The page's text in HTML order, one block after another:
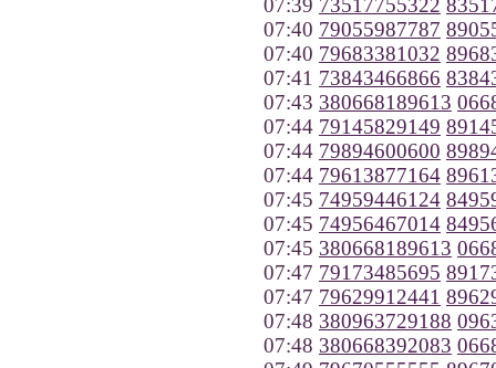
07:39 73517755322
07:40 79055987787
07:40 79683381032
07:41 73843466866
07:43 380668189613
07:44 79145829149
07:44 79894600600
07:44 79613877164
07:45 74959446124
07:45 74956467014
07:45 380668189613
07:47 79173485695
07:47 79629912441
07:48 380963729188
07:48 380668392083